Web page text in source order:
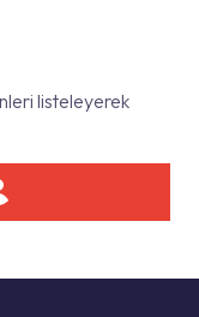
listeleyerek